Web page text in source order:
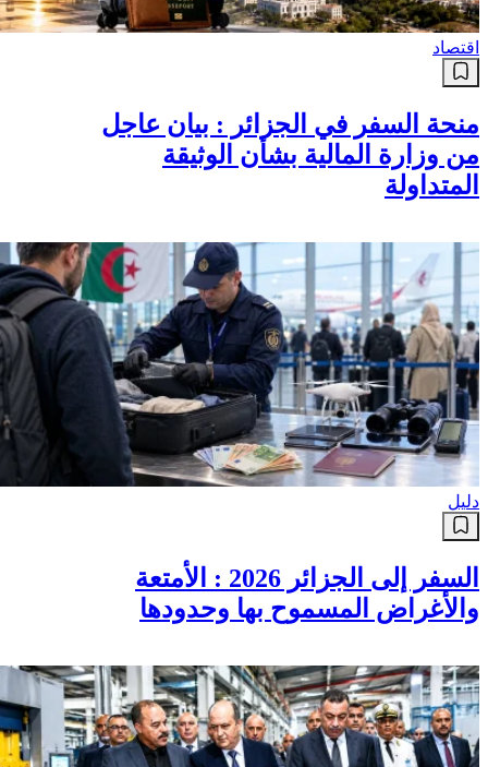
اقتصاد
منحة السفر في الجزائر : بيان عاجل
من وزارة المالية بشأن الوثيقة
المتداولة
دليل
السفر إلى الجزائر 2026 : الأمتعة
والأغراض المسموح بها وحدودها